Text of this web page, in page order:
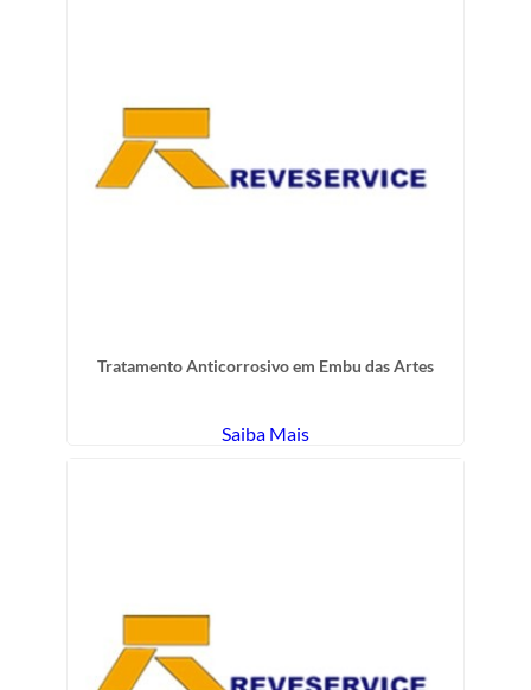
Tratamento Anticorrosivo em Embu das Artes
Saiba Mais